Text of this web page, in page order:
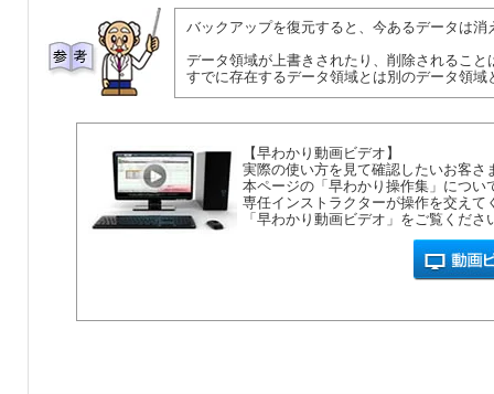
バックアップを復元すると、今あるデータは消
データ領域が上書きされたり、削除されること
すでに存在するデータ領域とは別のデータ領域
【早わかり動画ビデオ】
実際の使い方を見て確認したいお客さ
本ページの「早わかり操作集」につい
専任インストラクターが操作を交えて
「早わかり動画ビデオ」をご覧くださ